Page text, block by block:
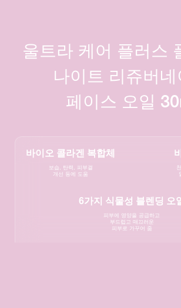
울트라 케어 플러스
나이트 리쥬버네
페이스 오일
바이오 콜라겐 복합체
보습, 탄력, 피부결
개선 등에 도움
6가지 식물성 블렌딩 오
피부에 영양을 공급하고
부드럽고 매끄러운
피부로 가꾸어 줌